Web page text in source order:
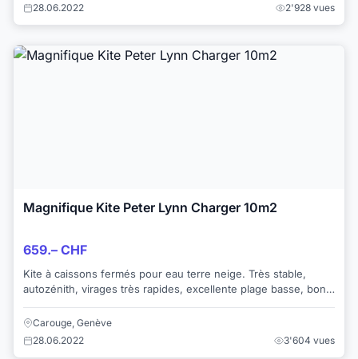
28.06.2022
2'928 vues
Magnifique Kite Peter Lynn Charger 10m2
659.– CHF
Kite à caissons fermés pour eau terre neige. Très stable,
autozénith, virages très rapides, excellente plage basse, bon
fond de puissance. Envi...
Carouge, Genève
28.06.2022
3'604 vues